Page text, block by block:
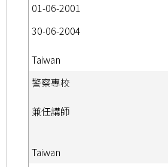
01-06-2001
30-06-2004
Taiwan
警察專校
兼任講師
Taiwan